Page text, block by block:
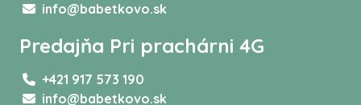
info@babetkovo.sk
Predajňa Pri prachárni 4G
+421 917 573 190
info@babetkovo.sk